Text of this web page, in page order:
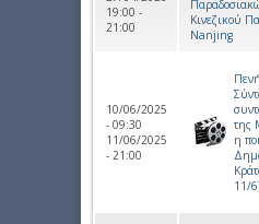
19:00 -
21:00
Κινεζικού
Nanjing
10/06/2025
- 09:30
11/06/2025
- 21:00
της
η
11/